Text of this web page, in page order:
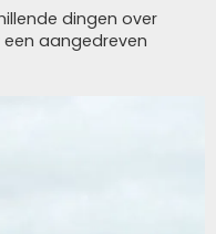
dingen over
aangedreven